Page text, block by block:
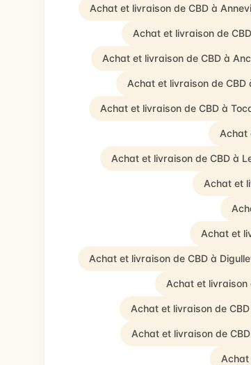
Achat et livraison de CBD à
Achat et livraison de
Achat et livraison de CBD à
Achat et livraison de CBD
Achat et livraison de CBD à
Achat
Achat et livraison de CBD à
Achat et
Achat et
Achat et livraison de CBD à
Achat et
Achat et livraison de
Achat et livraison de
Achat